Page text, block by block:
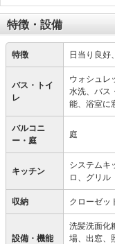
特徴・設備
特徴 日当り良好
バス・トイ
レ
ウォシュレ
水洗、バス
能、浴室に
バルコニ
ー・庭
庭
キッチン
システムキ
ロ、グリル
収納 クローゼッ
設備・機能
洗髪洗面化
場、出窓、